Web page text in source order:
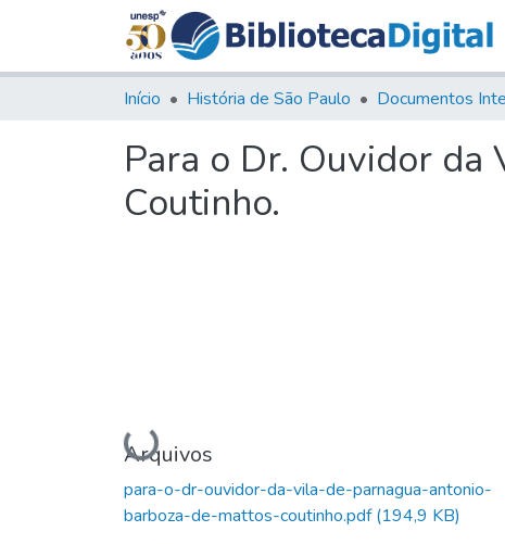
Início História de São Paulo Documentos
Para o Dr. Ouvidor
Coutinho.
Carregando...
Arquivos
para-o-dr-ouvidor-da-vila-de-parnagua-antonio-
barboza-de-mattos-coutinho.pdf(194,9 KB)